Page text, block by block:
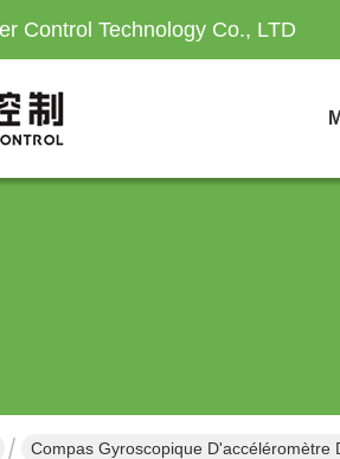
Control Technology Co., LTD
Compas Gyroscopique D'accéléromètre